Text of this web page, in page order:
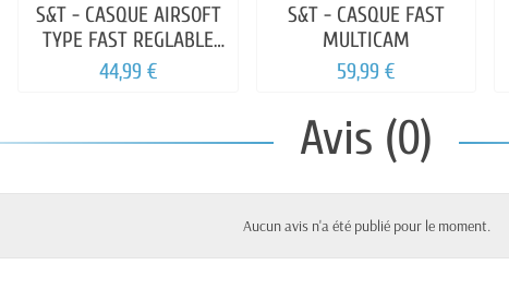
S&T - CASQUE AIRSOFT
TYPE FAST REGLABLE
COULEUR NOIR TAN OD
44,99 €
S&T - CASQUE FAST
MULTICAM
59,99 €
Avis (0)
Aucun avis n'a été publié pour le moment.